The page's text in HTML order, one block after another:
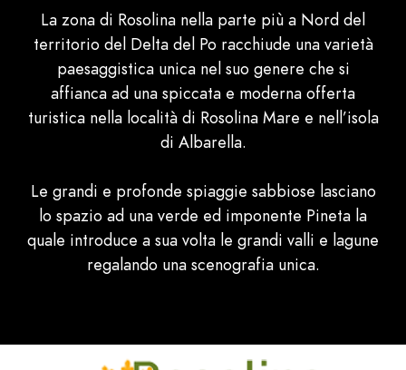
La zona di Rosolina nella parte più a Nord del
territorio del Delta del Po racchiude una varietà
paesaggistica unica nel suo genere che si
affianca ad una spiccata e moderna offerta
turistica nella località di Rosolina Mare e nell’isola
di Albarella.
Le grandi e profonde spiaggie sabbiose lasciano
lo spazio ad una verde ed imponente Pineta la
quale introduce a sua volta le grandi valli e lagune
regalando una scenografia unica.